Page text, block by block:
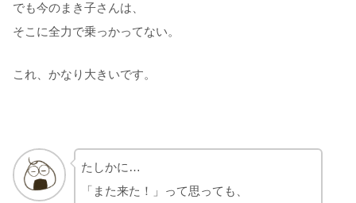
でも今のまき子さんは、
そこに全力で乗っかってない。
これ、かなり大きいです。
たしかに…
「また来た！」って思っても、